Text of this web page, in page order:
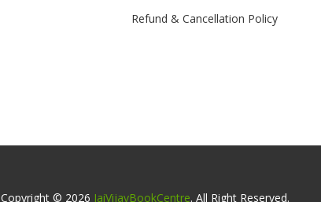
Refund & Cancellation Policy
Copyright © 2026 JaiVijayBookCentre. All Right Reserved.